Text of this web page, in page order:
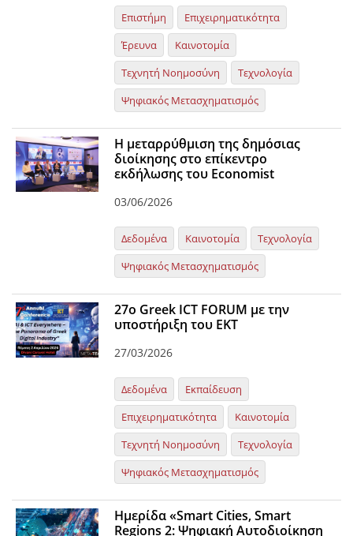
Επιστήμη
Επιχειρηματικότητα
Έρευνα
Καινοτομία
Τεχνητή Νοημοσύνη
Τεχνολογία
Ψηφιακός Μετασχηματισμός
Η μεταρρύθμιση της δημόσιας
διοίκησης στο επίκεντρο
εκδήλωσης του Economist
03/06/2026
Δεδομένα Καινοτομία
Τεχνολογία
Ψηφιακός Μετασχηματισμός
27ο Greek ICT FORUM με την
υποστήριξη του ΕΚΤ
27/03/2026
Δεδομένα
Εκπαίδευση
Επιχειρηματικότητα
Καινοτομία
Τεχνητή Νοημοσύνη
Τεχνολογία
Ψηφιακός Μετασχηματισμός
Ημερίδα «Smart Cities, Smart
Regions 2: Ψηφιακή Αυτοδιοίκηση